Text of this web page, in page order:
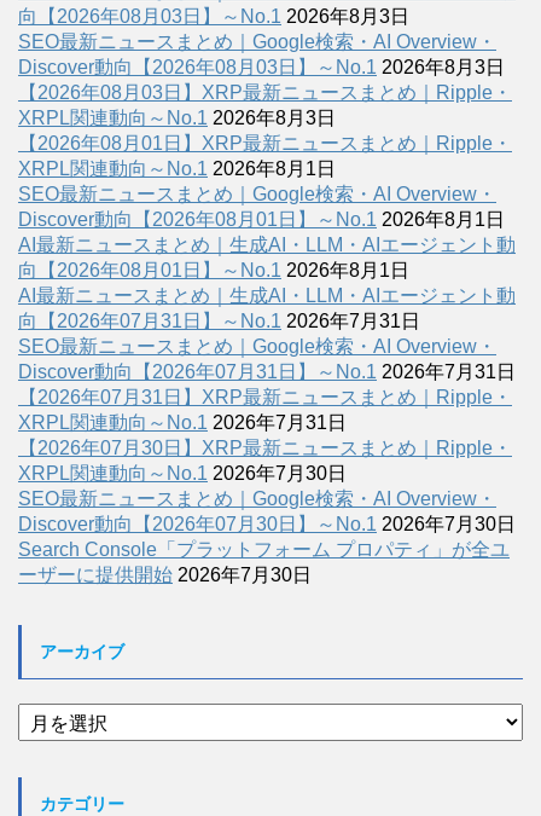
向【2026年08月03日】～No.1 2026年8月3日
SEO最新ニュースまとめ｜Google検索・AI Overview・
Discover動向【2026年08月03日】～No.1 2026年8月3日
【2026年08月03日】XRP最新ニュースまとめ｜Ripple・
XRPL関連動向～No.1 2026年8月3日
【2026年08月01日】XRP最新ニュースまとめ｜Ripple・
XRPL関連動向～No.1 2026年8月1日
SEO最新ニュースまとめ｜Google検索・AI Overview・
Discover動向【2026年08月01日】～No.1 2026年8月1日
AI最新ニュースまとめ｜生成AI・LLM・AIエージェント動
向【2026年08月01日】～No.1 2026年8月1日
AI最新ニュースまとめ｜生成AI・LLM・AIエージェント動
向【2026年07月31日】～No.1 2026年7月31日
SEO最新ニュースまとめ｜Google検索・AI Overview・
Discover動向【2026年07月31日】～No.1 2026年7月31日
【2026年07月31日】XRP最新ニュースまとめ｜Ripple・
XRPL関連動向～No.1 2026年7月31日
【2026年07月30日】XRP最新ニュースまとめ｜Ripple・
XRPL関連動向～No.1 2026年7月30日
SEO最新ニュースまとめ｜Google検索・AI Overview・
Discover動向【2026年07月30日】～No.1 2026年7月30日
Search Console「プラットフォーム プロパティ」が全ユ
ーザーに提供開始 2026年7月30日
アーカイブ
ア
ー
カテゴリー